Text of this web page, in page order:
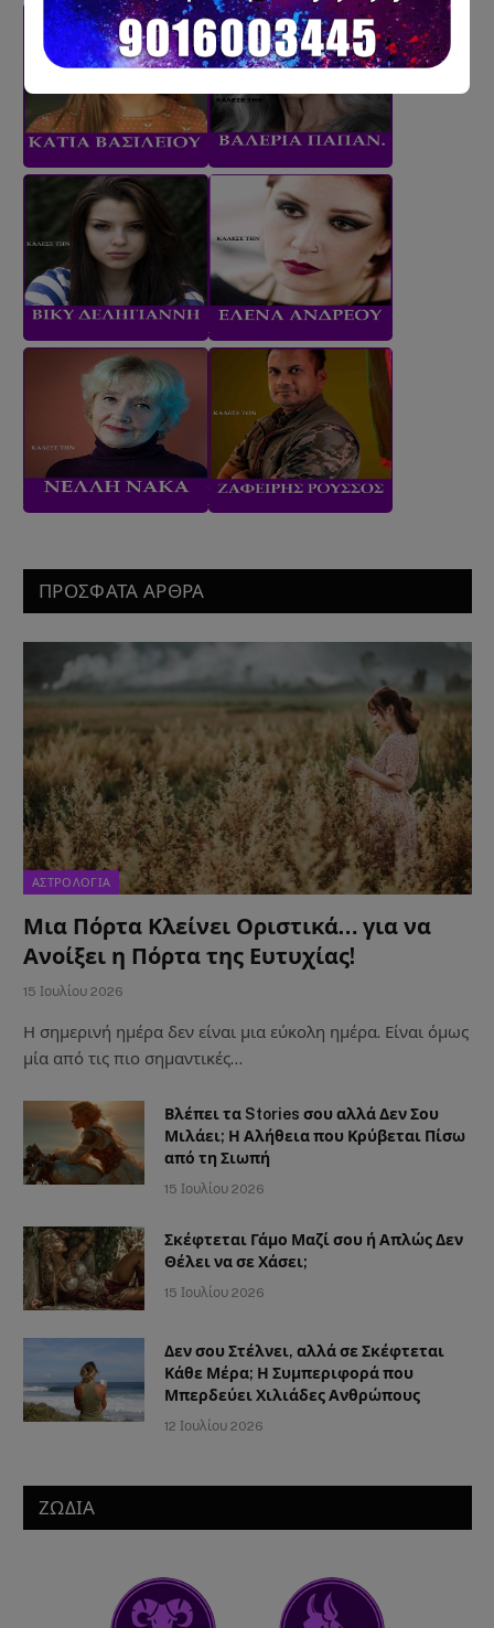
ΠΡΟΣΦΑΤΑ ΑΡΘΡΑ
ΑΣΤΡΟΛΟΓΙΑ
Μια Πόρτα Κλείνει Οριστικά… για να
Ανοίξει η Πόρτα της Ευτυχίας!
15 Ιουλίου 2026
Η σημερινή ημέρα δεν είναι μια εύκολη ημέρα. Είναι όμως
μία από τις πιο σημαντικές…
Βλέπει τα Stories σου αλλά Δεν Σου
Μιλάει; Η Αλήθεια που Κρύβεται Πίσω
από τη Σιωπή
15 Ιουλίου 2026
Σκέφτεται Γάμο Μαζί σου ή Απλώς Δεν
Θέλει να σε Χάσει;
15 Ιουλίου 2026
Δεν σου Στέλνει, αλλά σε Σκέφτεται
Κάθε Μέρα; Η Συμπεριφορά που
Μπερδεύει Χιλιάδες Ανθρώπους
12 Ιουλίου 2026
ΖΩΔΙΑ